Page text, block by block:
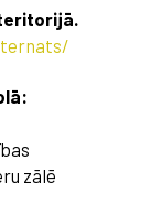
zālē